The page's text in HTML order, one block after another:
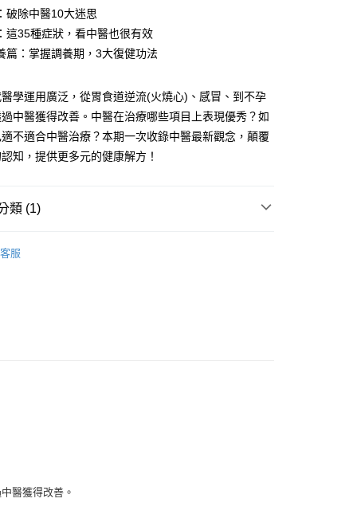
破除中醫10大迷思
這35種症狀，看中醫也很有效
篇：掌握調養期，3大復健功法
學運用廣泛，從胃食道逆流(火燒心)、感冒、到不孕
中醫獲得改善。中醫在治療哪些項目上表現優秀？如
不適合中醫治療？本期一次收錄中醫最新觀念，顛覆
知，提供更多元的健康解方！
類 (1)
客服
醫獲得改善。